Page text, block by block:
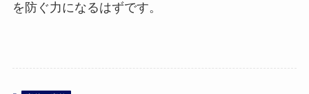
を防ぐ力になるはずです。